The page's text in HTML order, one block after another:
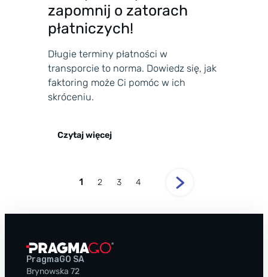
zapomnij o zatorach
płatniczych!
Długie terminy płatności w
transporcie to norma. Dowiedz się, jak
faktoring może Ci pomóc w ich
skróceniu.
Czytaj więcej
1 2 3 4
PragmaGO SA
Brynowska 72